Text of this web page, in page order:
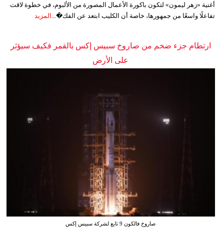
أغنية «زهر ليمون» لتكون باكورة الأعمال المصورة من الألبوم، في خطوة لاقت
تفاعلًا واسعًا من جمهورها، خاصة أن الكليب ابتعد عن الفك�... المزيد
ارتطام جزء ضخم من صاروخ سبيس إكس بالقمر فكيف سيؤثر
على الأرض
صاروخ فالكون 9 تابع لشركة سبيس إكس